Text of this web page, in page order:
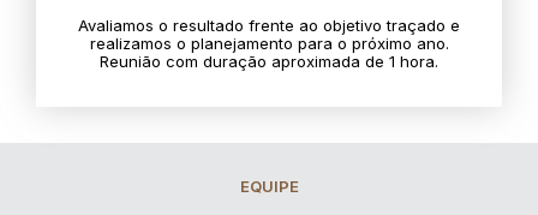
Avaliamos o resultado frente ao objetivo traçado e
realizamos o planejamento para o próximo ano.
Reunião com duração aproximada de 1 hora.
EQUIPE